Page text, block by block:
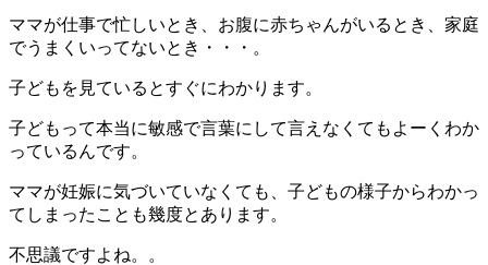
ママが仕事で忙しいとき、お腹に赤ちゃんがいるとき、家庭
でうまくいってないとき・・・。
子どもを見ているとすぐにわかります。
子どもって本当に敏感で言葉にして言えなくてもよーくわか
っているんです。
ママが妊娠に気づいていなくても、子どもの様子からわかっ
てしまったことも幾度とあります。
不思議ですよね。。